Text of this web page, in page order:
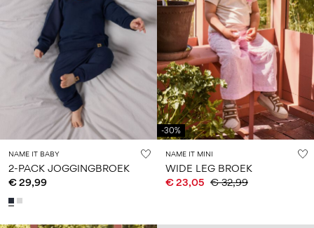
NAME IT BABY
2-PACK JOGGINGBROEK
€ 29,99
-30%
NAME IT MINI
WIDE LEG BROEK
€ 23,05 € 32,99